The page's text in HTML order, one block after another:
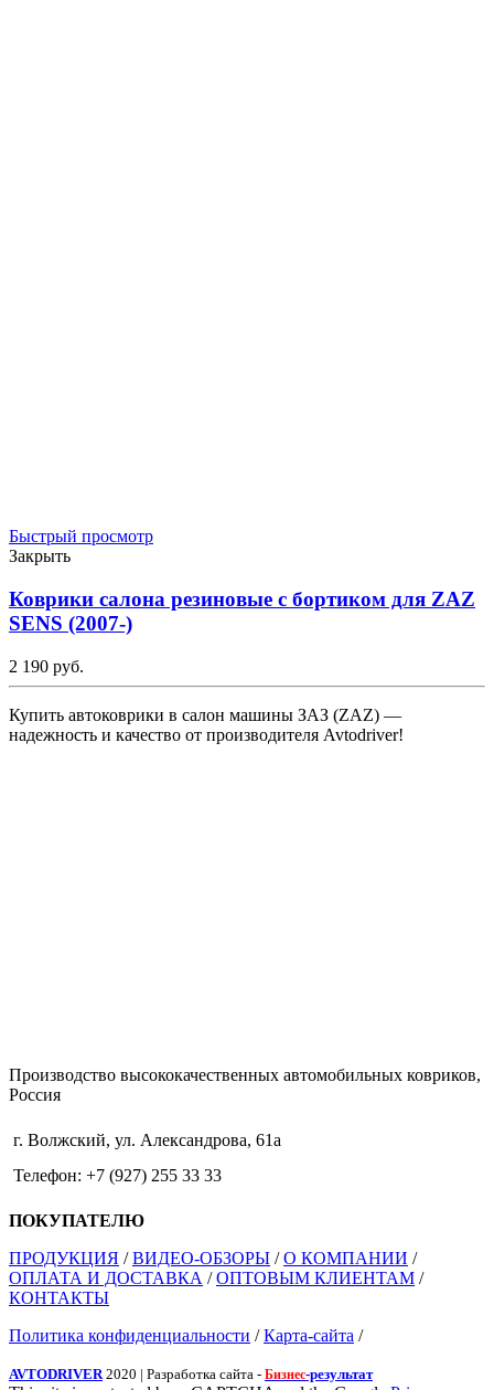
Быстрый просмотр
Закрыть
Коврики салона резиновые с бортиком для ZAZ
SENS (2007-)
2 190 руб.
Купить автоковрики в салон машины ЗАЗ (ZAZ) —
надежность и качество от производителя Avtodriver!
Производство высококачественных автомобильных ковриков,
Россия
г. Волжский, ул. Александрова, 61а
Телефон: +7 (927) 255 33 33
ПОКУПАТЕЛЮ
ПРОДУКЦИЯ /ВИДЕО-ОБЗОРЫ /О КОМПАНИИ /
ОПЛАТА И ДОСТАВКА /ОПТОВЫМ КЛИЕНТАМ /
КОНТАКТЫ
Политика конфиденциальности /Карта-сайта /
AVTODRIVER 2020 | Разработка сайта - Бизнес-результат